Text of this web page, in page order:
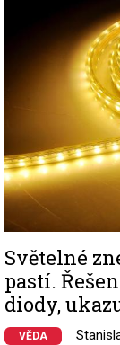
Světelné
pastí.
diody,
VĚDA